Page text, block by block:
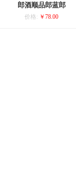
郎酒顺品郎蓝郎
价格: ￥78.00